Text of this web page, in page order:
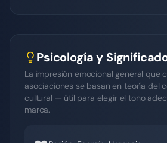
Psicología y
La impresión emocional general que
asociaciones se basan en teoría del
cultural — útil para elegir el tono
marca.